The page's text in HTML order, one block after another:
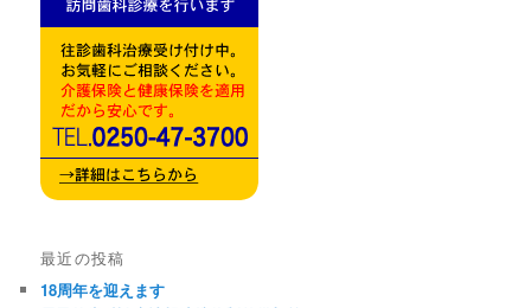
最近の投稿
18周年を迎えます